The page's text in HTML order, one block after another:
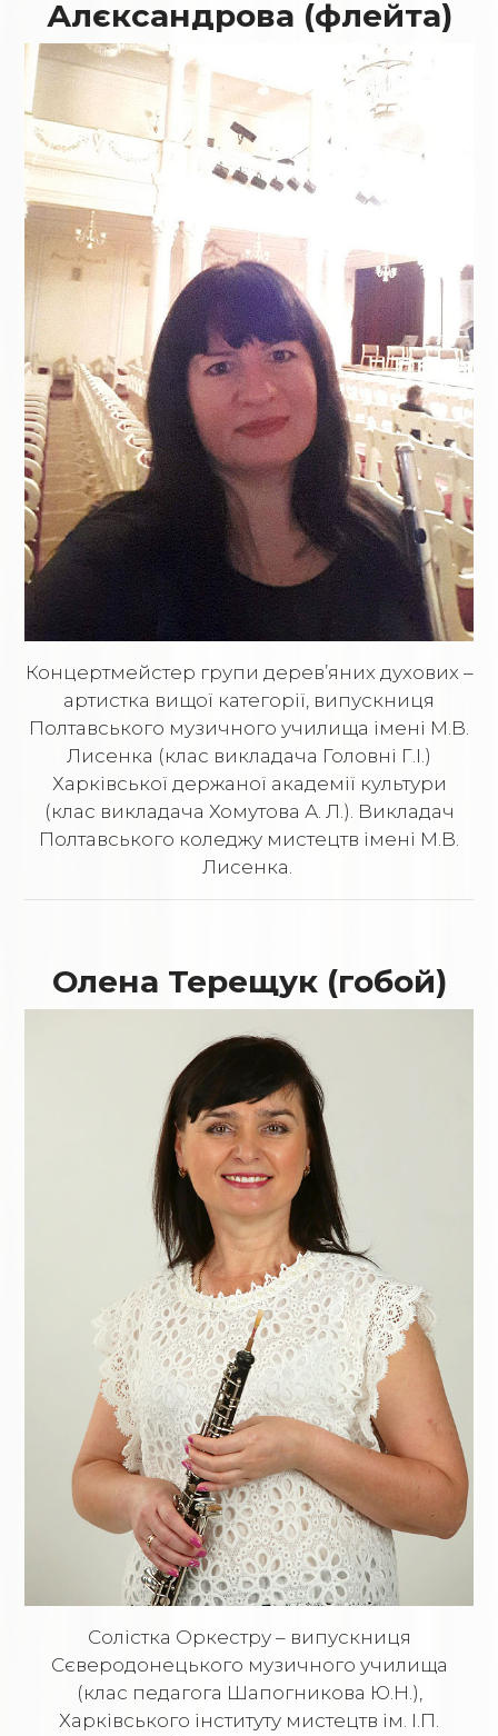
Алєксандрова (флейта)
Концертмейстер групи дерев’яних духових –
артистка вищої категорії, випускниця
Полтавського музичного училища імені М.В.
Лисенка (клас викладача Головні Г.І.)
Харківської держаної академії культури
(клас викладача Хомутова А. Л.). Викладач
Полтавського коледжу мистецтв імені М.В.
Лисенка.
Олена Терещук (гобой)
Солістка Оркестру – випускниця
Сєверодонецького музичного училища
(клас педагога Шапогникова Ю.Н.),
Харківського інституту мистецтв ім. І.П.